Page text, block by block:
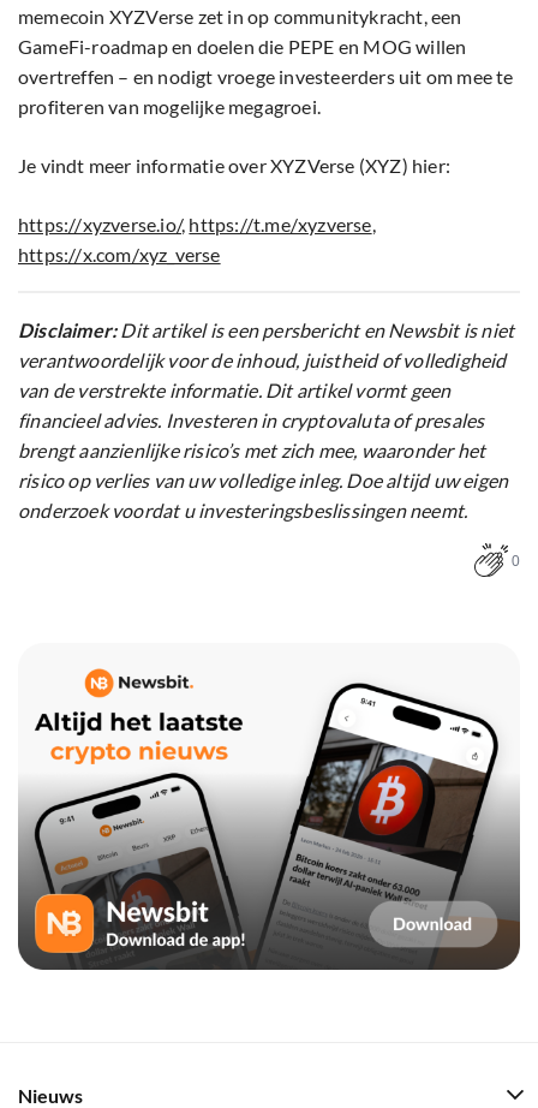
memecoin XYZVerse zet in op communitykracht, een
GameFi-roadmap en doelen die PEPE en MOG willen
overtreffen – en nodigt vroege investeerders uit om mee te
profiteren van mogelijke megagroei.
Je vindt meer informatie over XYZVerse (XYZ) hier:
https://xyzverse.io/, https://t.me/xyzverse,
https://x.com/xyz_verse
Disclaimer:Dit artikel is een persbericht en Newsbit is niet
verantwoordelijk voor de inhoud, juistheid of volledigheid
van de verstrekte informatie. Dit artikel vormt geen
financieel advies. Investeren in cryptovaluta of presales
brengt aanzienlijke risico’s met zich mee, waaronder het
risico op verlies van uw volledige inleg. Doe altijd uw eigen
onderzoek voordat u investeringsbeslissingen neemt.
0
Nieuws